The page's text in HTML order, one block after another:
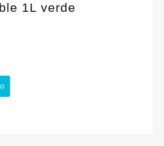
1L verde